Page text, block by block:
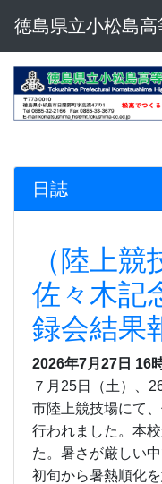
徳島県立小松島高
日誌
（陸上
佐々木記
録会結果
2026年7月27日 16
７月25日（土）、
市陸上競技場にて
行われました。本
た。暑さが厳しい
初旬から暑熱順化